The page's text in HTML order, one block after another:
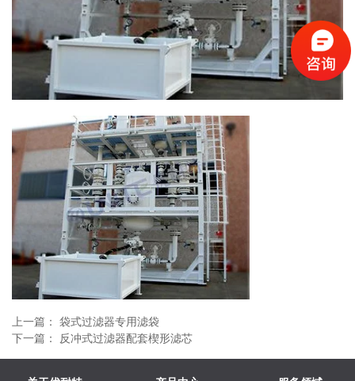
上一篇：
袋式过滤器专用滤袋
下一篇：
反冲式过滤器配套楔形滤芯